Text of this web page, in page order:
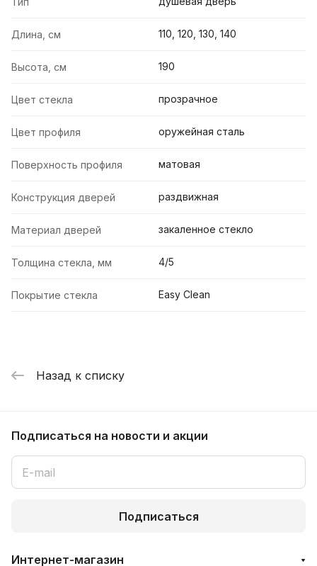
Длина, см 110, 120, 130, 140
Высота, см 190
Цвет стекла прозрачное
Цвет профиля оружейная сталь
Поверхность профиля матовая
Конструкция дверей раздвижная
Материал дверей закаленное стекло
Толщина стекла, мм 4/5
Покрытие стекла Easy Clean
Назад к списку
Подписаться на новости и акции
Подписаться
Интернет-магазин